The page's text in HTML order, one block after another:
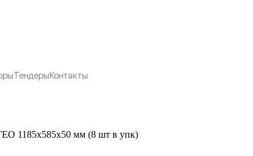
ТендерыКонтакты
1185х585х50 мм (8 шт в упк)